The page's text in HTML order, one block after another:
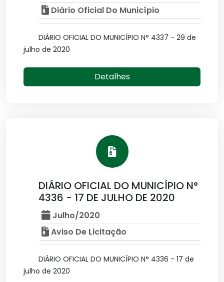
Diário Oficial Do Município
DIÁRIO OFICIAL DO MUNICÍPIO N° 4337 - 29 de
julho de 2020
Detalhes
DIÁRIO OFICIAL DO MUNICÍPIO N°
4336 - 17 DE JULHO DE 2020
Julho/2020
Aviso De Licitação
DIÁRIO OFICIAL DO MUNICÍPIO N° 4336 - 17 de
julho de 2020